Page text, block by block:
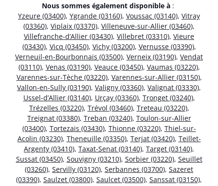
Nous sommes également disponible à :
Yzeure (03400), Ygrande (03160), Voussac (03140), Vitray
(03360), Viplaix (03370), Villeneuve-sur-Allier (03460),
Villefranche-d’Allier (03430), Villebret (03310), Vieure
(03430), Vicq (03450), Vichy (03200), Vernusse (03390),
Verneuil-en-Bourbonnais (03500), Verneix (03190), Vendat
(03110), Venas (03190), Veauce (03450), Vaumas (03220),
Varennes-sur-Tèche (03220), Varennes-sur-Allier (03150),
Vallon-en-Sully (03190), Valigny (03360), Valignat (03330),
Ussel-d’Allier (03140), Urçay (03360), Tronget (03240),
Trézelles (03220), Trévol (03460), Treteau (03220),
Treignat (03380), Treban (03240), Toulon-sur-Allier
(03400), Tortezais (03430), Thionne (03220), Thiel-sur-
Acolin (03230), Theneuille (03350), Terjat (03420), Teillet-
Argenty (03410), Taxat-Senat (03140), Target (03140),
Sussat (03450), Souvigny (03210), Sorbier (03220), Seuillet
(03260), Servilly (03120), Serbannes (03700), Sazeret
(03390), Saulzet (03800), Saulcet (03500), Sanssat (03150),